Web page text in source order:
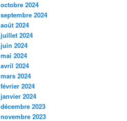
octobre 2024
septembre 2024
août 2024
juillet 2024
juin 2024
mai 2024
avril 2024
mars 2024
février 2024
janvier 2024
décembre 2023
novembre 2023